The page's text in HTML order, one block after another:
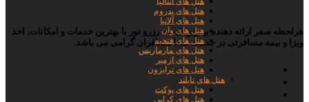
هرلحظه سفر ارائه دهنده بهترین قیمت رزرو تور با بهترین خدمات و امکانات، اخذ
ویزا و بیمه مسافرتی در خدمت شما مسافران گرامی می باشد.
هتل های بدروم
هتل های آلانیا
هتل های وان
هتل های فتحیه
هتل های مارماریس
هتل های ازمیر
هتل های ترابزون
هتل های تایلند
هتل های پوکت
هتل های کرابی